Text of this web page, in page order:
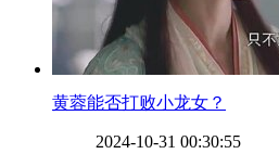
​黄蓉能否打败小龙女？
2024-10-31 00:30:55